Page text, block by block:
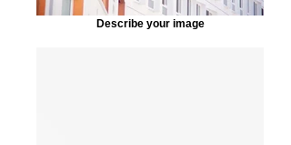
Describe your image